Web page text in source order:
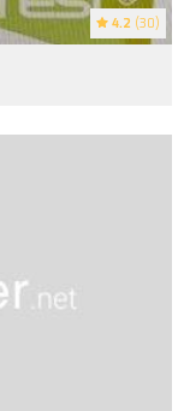
4.2 (30)